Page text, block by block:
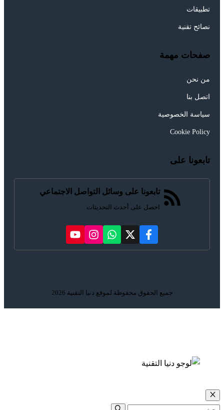
تطبيقات
نصائح تقنية
صفحات مهمة
من نحن
اتصل بنا
سياسة الخصوصية
Cookie Policy
تابعونا على
تابعونا على وسائل التواصل الاجتماعي
احصل على أحدث التحديثات
جميع الحقوق محفوظة لموقع دنيا التقنية 2026
إغلاق